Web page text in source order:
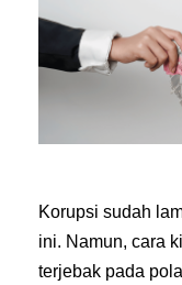
Korupsi sudah
ini. Namun, cara
terjebak pada